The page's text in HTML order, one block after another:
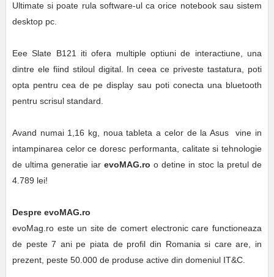
Ultimate si poate rula software-ul ca orice notebook sau sistem
desktop pc.
Eee Slate B121 iti ofera multiple optiuni de interactiune, una
dintre ele fiind stiloul digital. In ceea ce priveste tastatura, poti
opta pentru cea de pe display sau poti conecta una bluetooth
pentru scrisul standard.
Avand numai 1,16 kg, noua tableta a celor de la Asus vine in
intampinarea celor ce doresc performanta, calitate si tehnologie
de ultima generatie iar evoMAG.ro o detine in stoc la pretul de
4.789 lei!
Despre evoMAG.ro
evoMag.ro este un site de comert electronic care functioneaza
de peste 7 ani pe piata de profil din Romania si care are, in
prezent, peste 50.000 de produse active din domeniul IT&C.